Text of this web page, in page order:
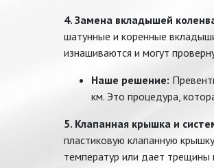
4. Замена вкладышей
шатунные и коренные
изнашиваются и могут
Наше решение:
км. Это процедура,
5. Клапанная крышка и
пластиковую клапанную
температур или дает трещины